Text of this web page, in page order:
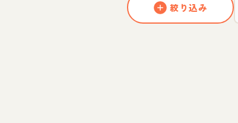
絞り込み